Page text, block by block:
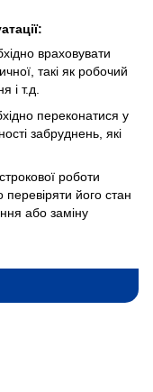
враховувати
такі як робочий
і т.д.
переконатися у
забруднень, які
роботи
його стан
або заміну